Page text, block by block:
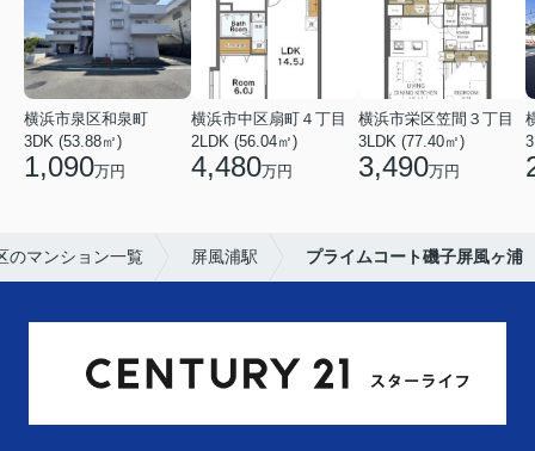
横浜市泉区和泉町
3DK (53.88㎡)
1,090万円
横浜市中区扇町４丁目
2LDK (56.04㎡)
4,480万円
横浜市栄区笠間３丁目
3LDK (77.40㎡)
3,490万円
のマンション一覧 屏風浦駅 プライムコート磯子屏風ヶ浦